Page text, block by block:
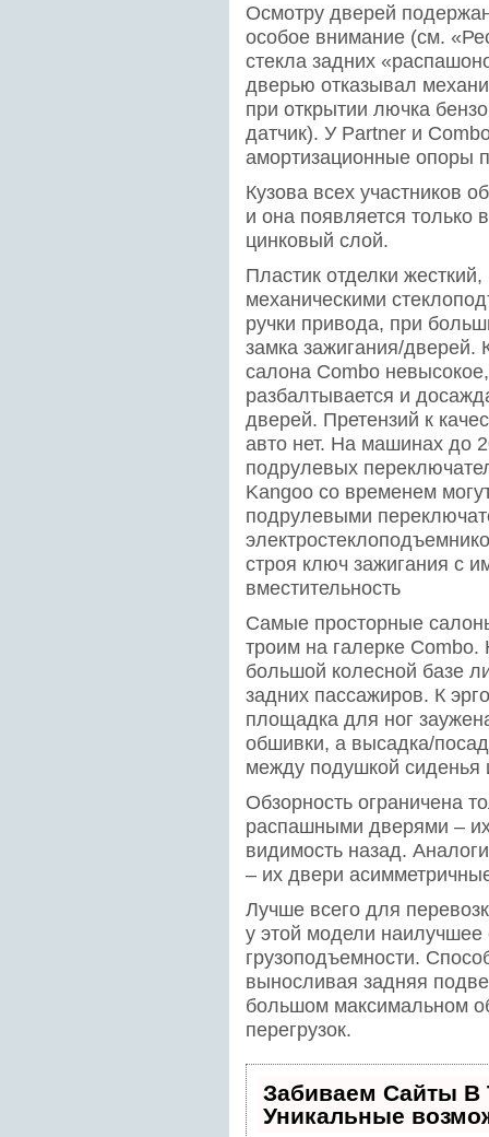
Осмотру дверей
особое внимание (см.
стекла задних
дверью отказывал
при открытии лючка
датчик). У Partner и
амортизационные опоры
Кузова всех участников
и она появляется только
цинковый слой.
Пластик отделки
механическими
ручки привода, при
замка зажигания/дверей.
салона Combo
разбалтывается и
дверей. Претензий к
авто нет. На машинах до
подрулевых
Kangoo со временем
подрулевыми
строя ключ зажигания с
вместительность
Самые просторные
троим на галерке
большой колесной базе
задних пассажиров. К
площадка для ног
обшивки, а высадка/
между подуш­кой сиденья
Обзорность ограничена
распашными дверями –
видимость назад.
– их двери
Лучше всего для
у этой модели наилучшее
грузоподъемности.
выносливая задняя
большом максимальном
перегрузок.
Забиваем Сайты
Уникальные